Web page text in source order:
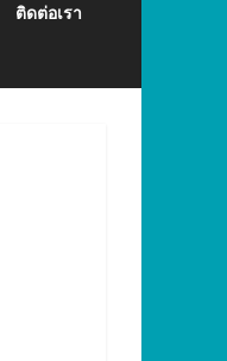
ติดต่อเรา